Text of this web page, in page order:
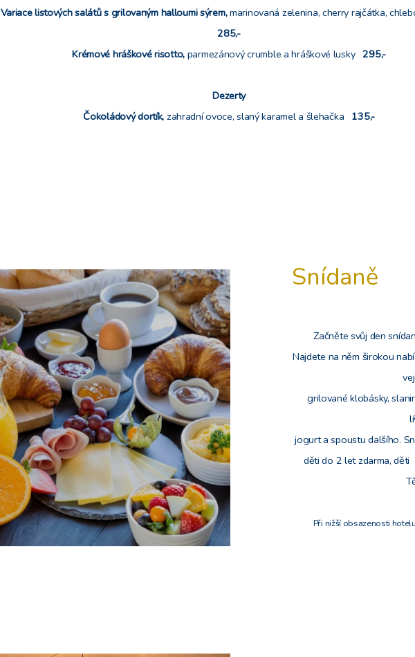
Variace listových salátů s grilovaným halloumi sýrem,marinovaná zelenina, cherry rajčátka,
285,-
Krémové hráškové risotto, parmezánový crumble a hráškové lusky295,-
Dezerty
Čokoládový dortík, zahradní ovoce, slaný karamel a šlehačka 135,-
Snídaně
Začněte svůj den
Najdete na něm širokou
grilované klobásky,
jogurt a spoustu dalšího.
děti do 2 letzdarma,
Při nižší obsazenosti